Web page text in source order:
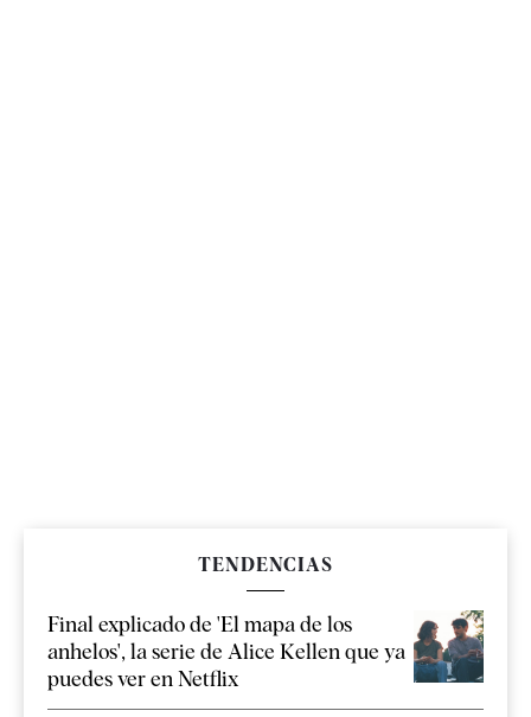
TENDENCIAS
Final explicado de 'El mapa de los
anhelos', la serie de Alice Kellen que ya
puedes ver en Netflix